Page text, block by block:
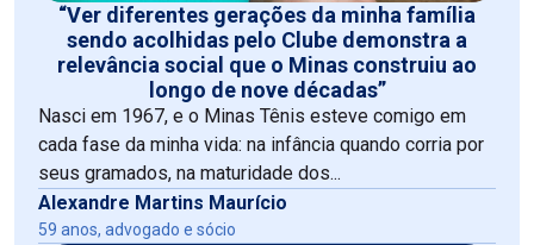
“Ver diferentes gerações da minha família
sendo acolhidas pelo Clube demonstra a
relevância social que o Minas construiu ao
longo de nove décadas”
Nasci em 1967, e o Minas Tênis esteve comigo em
cada fase da minha vida: na infância quando corria por
seus gramados, na maturidade dos...
Alexandre Martins Maurício
59 anos, advogado e sócio